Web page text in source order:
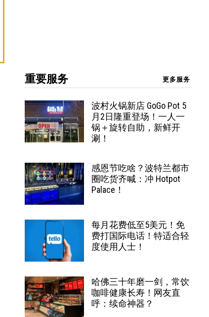
重要服务 更多服务
波村火锅新店 GoGo Pot 5
月2日隆重登场！一人一
锅＋旋转自助，新鲜开
涮！
感恩节吃啥？波特兰都市
圈吃货齐喊：冲 Hotpot
Palace！
每月花费低至5美元！免
费打国际电话！特适合轻
度使用人士！
哈佛三十年磨一剑，常饮
咖啡健康长寿！网友直
呼：续命神器？